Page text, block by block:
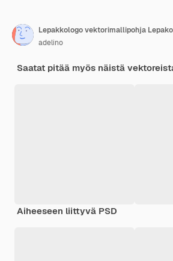
Lepakkologo vektorimallipohja
adelino
Saatat pitää myös näistä
Aiheeseen liittyvä PSD